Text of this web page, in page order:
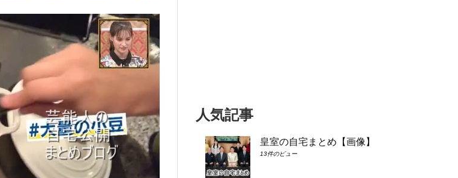
人気記事
皇室の自宅まとめ【画像】
13件のビュー